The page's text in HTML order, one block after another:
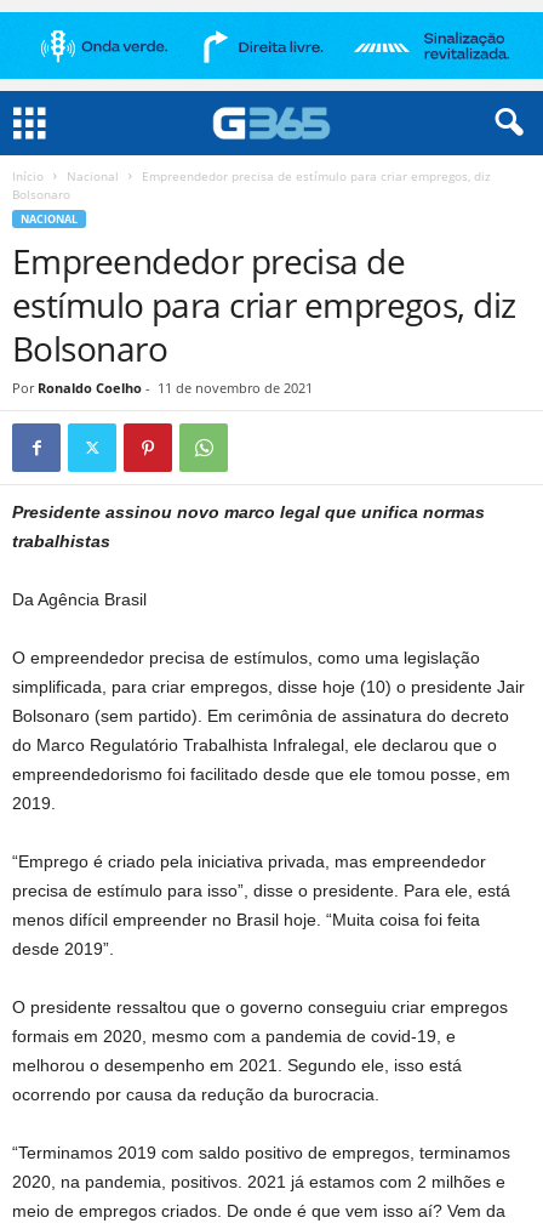
Início Nacional
Empreendedor precisa de estímulo para criar empregos, diz
Bolsonaro
NACIONAL
Empreendedor precisa de
estímulo para criar empregos, diz
Bolsonaro
Por Ronaldo Coelho - 11 de novembro de 2021
Presidente assinou novo marco legal que unifica normas
trabalhistas
Da Agência Brasil
O empreendedor precisa de estímulos, como uma legislação
simplificada, para criar empregos, disse hoje (10) o presidente Jair
Bolsonaro (sem partido). Em cerimônia de assinatura do decreto
do Marco Regulatório Trabalhista Infralegal, ele declarou que o
empreendedorismo foi facilitado desde que ele tomou posse, em
2019.
“Emprego é criado pela iniciativa privada, mas empreendedor
precisa de estímulo para isso”, disse o presidente. Para ele, está
menos difícil empreender no Brasil hoje. “Muita coisa foi feita
desde 2019”.
O presidente ressaltou que o governo conseguiu criar empregos
formais em 2020, mesmo com a pandemia de covid-19, e
melhorou o desempenho em 2021. Segundo ele, isso está
ocorrendo por causa da redução da burocracia.
“Terminamos 2019 com saldo positivo de empregos, terminamos
2020, na pandemia, positivos. 2021 já estamos com 2 milhões e
meio de empregos criados. De onde é que vem isso aí? Vem da